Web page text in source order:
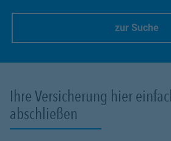
zur Suche
Ihre Versicherung hier
abschließen